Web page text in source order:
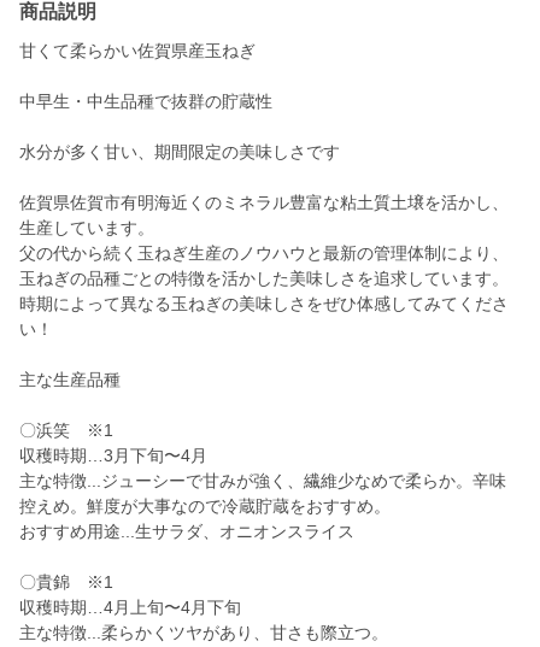
商品説明
甘くて柔らかい佐賀県産玉ねぎ
中早生・中生品種で抜群の貯蔵性
水分が多く甘い、期間限定の美味しさです
佐賀県佐賀市有明海近くのミネラル豊富な粘土質土壌を活かし、
生産しています。
父の代から続く玉ねぎ生産のノウハウと最新の管理体制により、
玉ねぎの品種ごとの特徴を活かした美味しさを追求しています。
時期によって異なる玉ねぎの美味しさをぜひ体感してみてくださ
い！
主な生産品種
〇浜笑 ※1
収穫時期…3月下旬〜4月
主な特徴...ジューシーで甘みが強く、繊維少なめで柔らか。辛味
控えめ。鮮度が大事なので冷蔵貯蔵をおすすめ。
おすすめ用途...生サラダ、オニオンスライス
〇貴錦 ※1
収穫時期…4月上旬〜4月下旬
主な特徴...柔らかくツヤがあり、甘さも際立つ。